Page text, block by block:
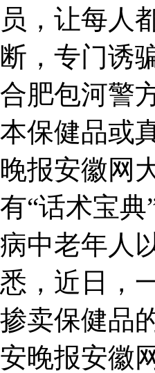
员，让每人
断，专门诱
合肥包河警
本保健品或
晚报安徽网
有“话术宝
病中老年人
悉，近日，
掺卖保健品
安晚报安徽